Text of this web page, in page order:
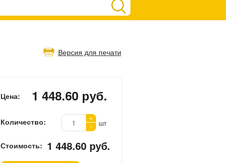
Версия для печати
Цена: 1 448.60 руб.
Количество:
+
-
шт
Стоимость: 1 448.60 руб.